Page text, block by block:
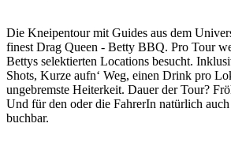
Die Kneipentour mit Guides aus dem
finest Drag Queen - Betty BBQ. Pro Tour
Bettys selektierten Locations besucht.
Shots, Kurze aufn‘ Weg, einen Drink pro
ungebremste Heiterkeit. Dauer der Tour?
Und für den oder die FahrerIn natürlich
buchbar.